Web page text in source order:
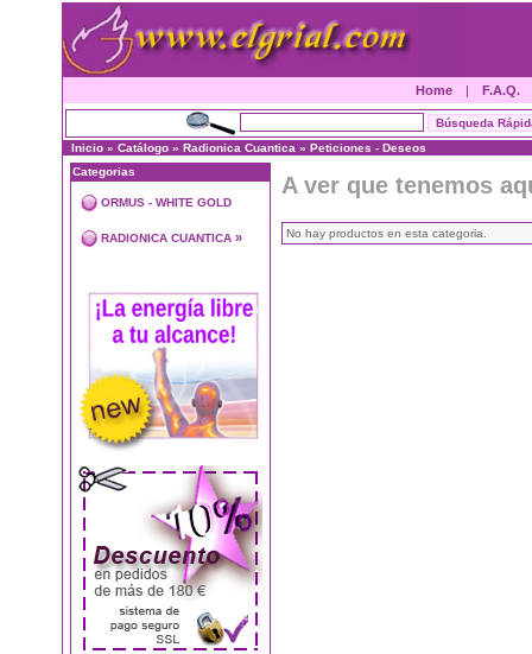
Home | F.A.Q.
Inicio » Catálogo » Radionica Cuantica » Peticiones - Deseos
Categorias
ORMUS - WHITE GOLD
RADIONICA CUANTICA »
A ver que tenemos
No hay productos en esta categoria.